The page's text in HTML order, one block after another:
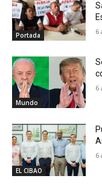
Portada 6
Mundo
6
EL CIBAO
6